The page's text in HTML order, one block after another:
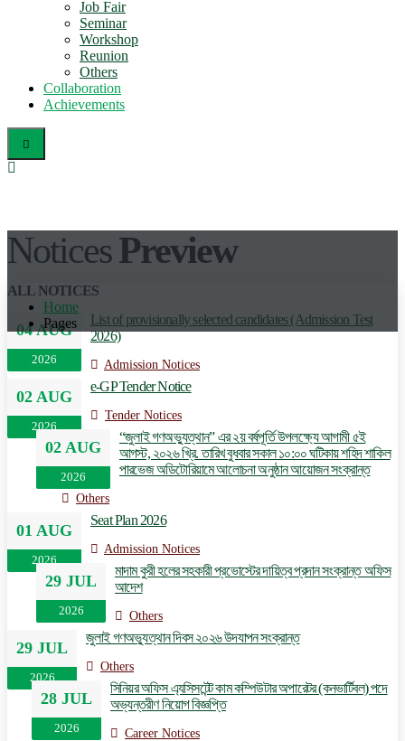
Job Fair
Seminar
Workshop
Reunion
Others
Collaboration
Achievements
NoticesPreview
Home
Pages
ALL NOTICES
04 AUG
2026
List of provisionally selected candidates (Admission Test
2026)
Admission Notices
02 AUG
2026
e-GP Tender Notice
Tender Notices
02 AUG
2026
“জুলাই গণঅভ্যুত্থান” এর ২য় বর্ষপূর্তি উপলক্ষ্যে আগামী ৫ই
আগস্ট, ২০২৬ খ্রি. তারিখ বুধবার সকাল ১০:০০ ঘটিকায় শহিদ শাকিল
পারভেজ অডিটোরিয়ামে আলোচনা অনুষ্ঠান আয়োজন সংক্রান্ত
Others
01 AUG
2026
Seat Plan 2026
Admission Notices
29 JUL
2026
মাদাম কুরী হলের সহকারী প্রভোস্টের দায়িত্ব প্রদান সংক্রান্ত অফিস
আদেশ
Others
29 JUL
2026
জুলাই গণঅভ্যুত্থান দিবস ২০২৬ উদযাপন সংক্রান্ত
Others
28 JUL
2026
সিনিয়র অফিস এ্যসিসটেন্ট কাম কম্পিউটার অপারেটর (কনভার্টিবল) পদে
অভ্যন্তরীণ নিয়োগ বিজ্ঞপ্তি
Career Notices